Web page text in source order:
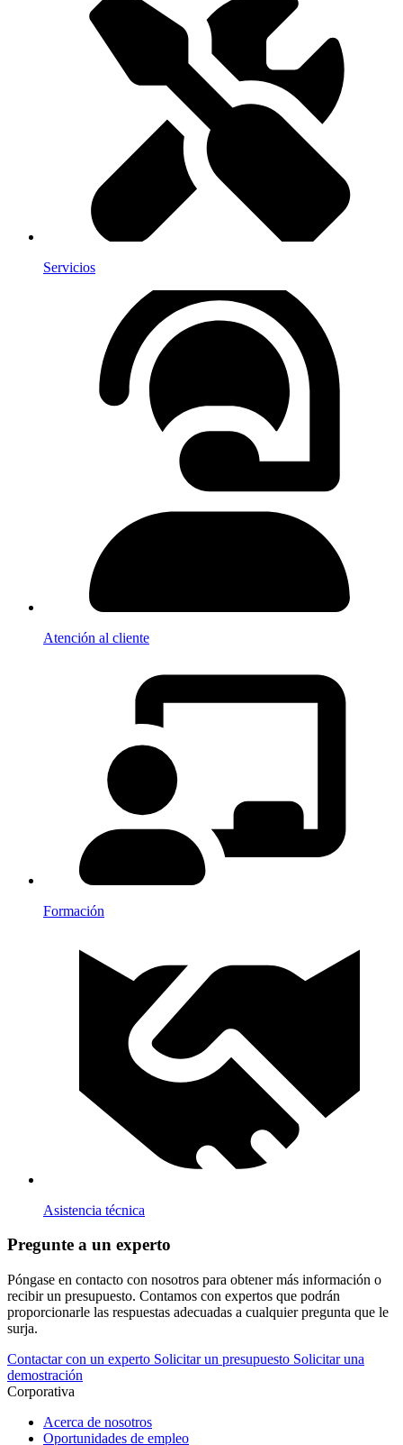
Servicios
Atención al cliente
Formación
Asistencia técnica
Pregunte a un experto
Póngase en contacto con nosotros para obtener más información o
recibir un presupuesto. Contamos con expertos que podrán
proporcionarle las respuestas adecuadas a cualquier pregunta que le
surja.
Contactar con un experto Solicitar un presupuesto Solicitar una
demostración
Corporativa
Acerca de nosotros
Oportunidades de empleo